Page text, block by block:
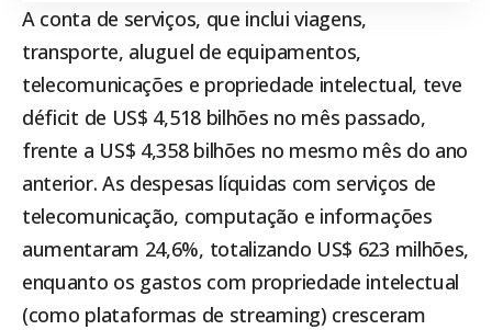
A conta de serviços, que inclui viagens,
transporte, aluguel de equipamentos,
telecomunicações e propriedade intelectual, teve
déficit de US$ 4,518 bilhões no mês passado,
frente a US$ 4,358 bilhões no mesmo mês do ano
anterior. As despesas líquidas com serviços de
telecomunicação, computação e informações
aumentaram 24,6%, totalizando US$ 623 milhões,
enquanto os gastos com propriedade intelectual
(como plataformas de streaming) cresceram